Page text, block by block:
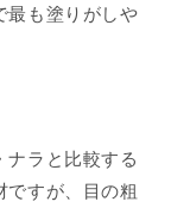
最も塗りがしや
ラと比較する
ですが、目の粗